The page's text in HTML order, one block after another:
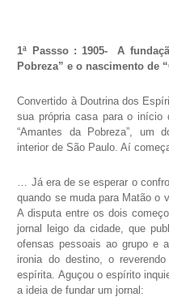
1ª Passso : 1905- A
Pobreza” e o nascimento de
Convertido à Doutrina dos
sua própria casa para o início
“Amantes da Pobreza”, um
interior de São Paulo. Aí
… Já era de se esperar o
quando se muda para Matão o
A disputa entre os dois
jornal leigo da cidade, que
ofensas pessoais ao grupo e
ironia do destino, o
espírita. Aguçou o espírito
a ideia de fundar um jornal: